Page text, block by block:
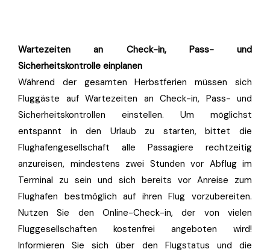
Wartezeiten an Check-in, Pass- und
Sicherheitskontrolle einplanen
Während der gesamten Herbstferien müssen sich
Fluggäste auf Wartezeiten an Check-in, Pass- und
Sicherheitskontrollen einstellen. Um möglichst
entspannt in den Urlaub zu starten, bittet die
Flughafengesellschaft alle Passagiere rechtzeitig
anzureisen, mindestens zwei Stunden vor Abflug im
Terminal zu sein und sich bereits vor Anreise zum
Flughafen bestmöglich auf ihren Flug vorzubereiten.
Nutzen Sie den Online-Check-in, der von vielen
Fluggesellschaften kostenfrei angeboten wird!
Informieren Sie sich über den Flugstatus und die